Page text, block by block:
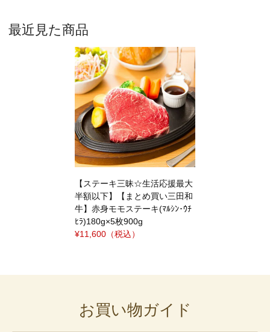
最近見た商品
【ステーキ三昧☆生活応援最大
半額以下】【まとめ買い三田和
牛】赤身モモステーキ(ﾏﾙｼﾝ･ｳﾁ
ﾋﾗ)180g×5枚900g
¥11,600 （税込）
お買い物ガイド